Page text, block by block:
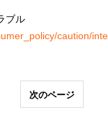
ブル
caution/
次のページ